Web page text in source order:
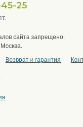
25
сайта запрещено.
Возврат и гарантия